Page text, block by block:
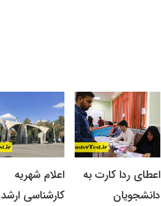
اعطای ردا کارت به
دانشجویان
اعلام شهریه
کارشناسی ارشد